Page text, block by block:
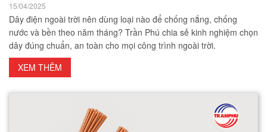
15/04/2025
Dây điện ngoài trời nên dùng loại nào để chống nắng, chống
nước và bền theo năm tháng? Trần Phú chia sẻ kinh nghiệm chọn
dây đúng chuẩn, an toàn cho mọi công trình ngoài trời.
XEM THÊM